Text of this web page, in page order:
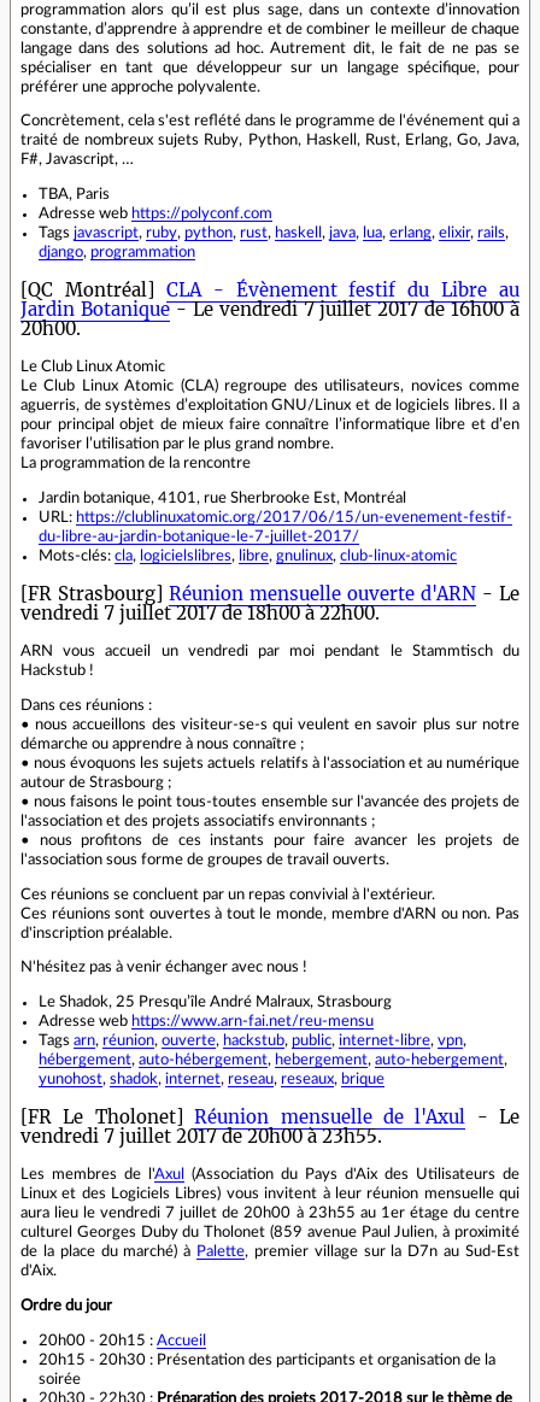
programmation alors qu’il est plus sage, dans un contexte d’innovation
constante, d’apprendre à apprendre et de combiner le meilleur de chaque
langage dans des solutions ad hoc. Autrement dit, le fait de ne pas se
spécialiser en tant que développeur sur un langage spécifique, pour
préférer une approche polyvalente.
Concrètement, cela s'est reflété dans le programme de l'événement qui a
traité de nombreux sujets Ruby, Python, Haskell, Rust, Erlang, Go, Java,
F#, Javascript, …
TBA, Paris
Adresse web https://polyconf.com
Tags javascript, ruby, python, rust, haskell , java, lua, erlang, elixir, rails,
django, programmation
[QC Montréal] CLA - Évènement festif du Libre au
Jardin Botanique- Le vendredi 7 juillet 2017 de 16h00 à
20h00.
Le Club Linux Atomic
Le Club Linux Atomic (CLA) regroupe des utilisateurs, novices comme
aguerris, de systèmes d’exploitation GNU/Linux et de logiciels libres. Il a
pour principal objet de mieux faire connaître l’informatique libre et d’en
favoriser l’utilisation par le plus grand nombre.
La programmation de la rencontre
Jardin botanique, 4101, rue Sherbrooke Est, Montréal
URL: https://clublinuxatomic.org/2017/06/15/un-evenement-festif-
du-libre-au-jardin-botanique-le-7-juillet-2017/
Mots-clés: cla, logicielslibres, libre, gnulinux, club-linux-atomic
[FR Strasbourg] Réunion mensuelle ouverte d'ARN - Le
vendredi 7 juillet 2017 de 18h00 à 22h00.
ARN vous accueil un vendredi par moi pendant le Stammtisch du
Hackstub !
Dans ces réunions :
• nous accueillons des visiteur-se-s qui veulent en savoir plus sur notre
démarche ou apprendre à nous connaître ;
• nous évoquons les sujets actuels relatifs à l'association et au numérique
autour de Strasbourg ;
• nous faisons le point tous-toutes ensemble sur l'avancée des projets de
l'association et des projets associatifs environnants ;
• nous profitons de ces instants pour faire avancer les projets de
l'association sous forme de groupes de travail ouverts.
Ces réunions se concluent par un repas convivial à l'extérieur.
Ces réunions sont ouvertes à tout le monde, membre d'ARN ou non. Pas
d'inscription préalable.
N'hésitez pas à venir échanger avec nous !
Le Shadok, 25 Presqu’île André Malraux, Strasbourg
Adresse web https://www.arn-fai.net/reu-mensu
Tags arn, réunion, ouverte, hackstub, public, internet-libre, vpn,
hébergement, auto-hébergement, hebergement, auto-hebergement,
yunohost, shadok, internet, reseau, reseaux, brique
[FR Le Tholonet]Réunion mensuelle de l'Axul - Le
vendredi 7 juillet 2017 de 20h00 à 23h55.
Les membres de l'Axul
(Association du Pays d'Aix des Utilisateurs de
Linux et des Logiciels Libres) vous invitent à leur réunion mensuelle qui
aura lieu le vendredi 7 juillet de 20h00 à 23h55 au 1er étage du centre
culturel Georges Duby du Tholonet (859 avenue Paul Julien, à proximité
de la place du marché) à Palette, premier village sur la D7n au Sud-Est
d'Aix.
Ordre du jour
20h00 - 20h15 : Accueil
20h15 - 20h30 : Présentation des participants et organisation de la
soirée
20h30 - 22h30 : Préparation des projets 2017-2018 sur le thème de